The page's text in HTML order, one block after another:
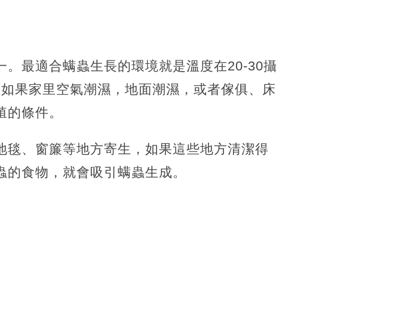
。最適合螨蟲生長的環境就是溫度在20-30攝
果家里空氣潮濕，地面潮濕，或者傢俱、床
條件。
毯、窗簾等地方寄生，如果這些地方清潔得
食物，就會吸引螨蟲生成。